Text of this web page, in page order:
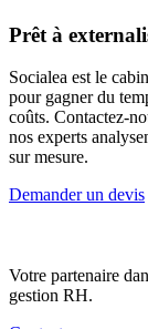
Prêt à
Socialea est le
pour gagner du
coûts. Contactez-
nos experts
sur mesure.
Demander un devis
Votre partenaire
gestion RH.